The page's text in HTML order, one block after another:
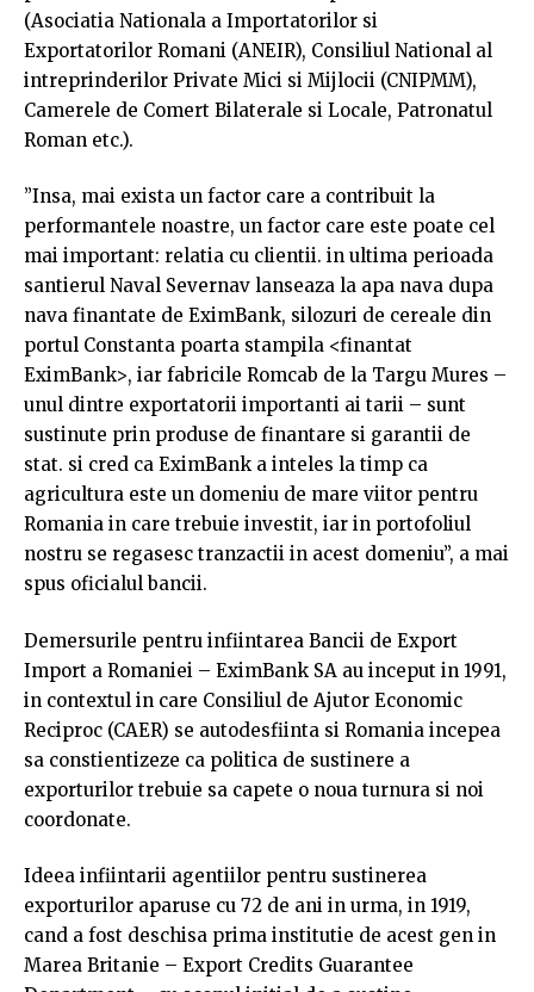
(Asociatia Nationala a Importatorilor si
Exportatorilor Romani (ANEIR), Consiliul National al
intreprinderilor Private Mici si Mijlocii (CNIPMM),
Camerele de Comert Bilaterale si Locale, Patronatul
Roman etc.).
”Insa, mai exista un factor care a contribuit la
performantele noastre, un factor care este poate cel
mai important: relatia cu clientii. in ultima perioada
santierul Naval Severnav lanseaza la apa nava dupa
nava finantate de EximBank, silozuri de cereale din
portul Constanta poarta stampila <finantat
EximBank>, iar fabricile Romcab de la Targu Mures –
unul dintre exportatorii importanti ai tarii – sunt
sustinute prin produse de finantare si garantii de
stat. si cred ca EximBank a inteles la timp ca
agricultura este un domeniu de mare viitor pentru
Romania in care trebuie investit, iar in portofoliul
nostru se regasesc tranzactii in acest domeniu”, a mai
spus oficialul bancii.
Demersurile pentru infiintarea Bancii de Export
Import a Romaniei – EximBank SA au inceput in 1991,
in contextul in care Consiliul de Ajutor Economic
Reciproc (CAER) se autodesfiinta si Romania incepea
sa constientizeze ca politica de sustinere a
exporturilor trebuie sa capete o noua turnura si noi
coordonate.
Ideea infiintarii agentiilor pentru sustinerea
exporturilor aparuse cu 72 de ani in urma, in 1919,
cand a fost deschisa prima institutie de acest gen in
Marea Britanie – Export Credits Guarantee